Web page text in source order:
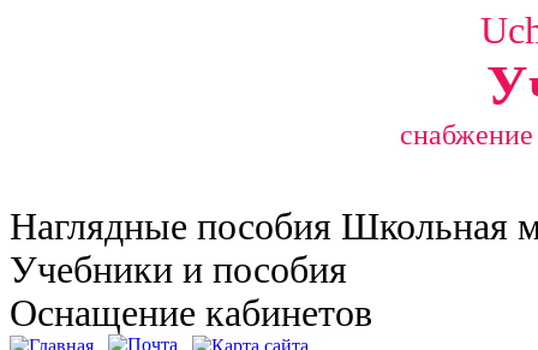
Наглядные пособия Школьная
Учебники и пособия
Оснащение кабинетов